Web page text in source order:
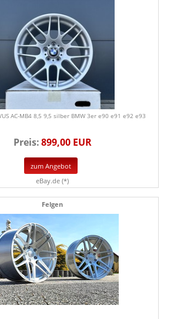
AC-MB4 8,5 9,5 silber BMW 3er e90 e91 e92 e93
Preis:899,00 EUR
zum Angebot
eBay.de (*)
Felgen